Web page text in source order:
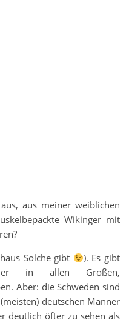
aus meiner weiblichen
Wikinger mit
Solche gibt
). Es gibt
in allen Größen,
Aber: die Schweden sind
deutschen Männer
deutlich öfter zu sehen als